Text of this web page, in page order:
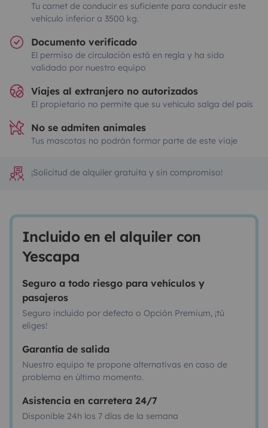
Tu carnet de conducir es suficiente para conducir este
vehículo inferior a 3500 kg.
Documento verificado
El permiso de circulación está en regla y ha sido
validado por nuestro equipo
Viajes al extranjero no autorizados
El propietario no permite que su vehículo salga del país
No se admiten animales
Tus mascotas no podrán formar parte de este viaje
¡Solicitud de alquiler gratuita y sin compromiso!
Incluido en el alquiler con
Yescapa
Seguro a todo riesgo para vehículos y
pasajeros
Seguro incluido por defecto o Opción Premium, ¡tú
eliges!
Garantía de salida
Nuestro equipo te propone alternativas en caso de
problema en último momento.
Asistencia en carretera 24/7
Disponible 24h los 7 días de la semana